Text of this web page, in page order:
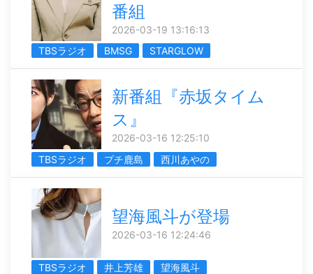
番組
2026-03-19 13:16:13
TBSラジオ
BMSG STARGLOW
新番組『赤坂タイム
ス』
2026-03-16 12:25:10
TBSラジオ
プチ鹿島 西川あやの
望海風斗が登場
2026-03-16 12:24:46
TBSラジオ 井上芳雄 望海風斗